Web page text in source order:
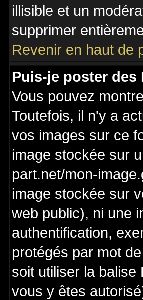
illisible et un
supprimer
Revenir en haut de
Puis-je poster des
Vous pouvez
Toutefois, il n'y a
vos images sur ce
image stockée sur
part.net/mon-
image stockée sur
web public), ni une
authentification,
protégés par mot
soit utiliser la balise
vous y êtes